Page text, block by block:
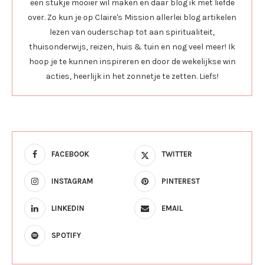
een stukje mooier wil maken en daar blog ik met liefde
over. Zo kun je op Claire's Mission allerlei blog artikelen
lezen van ouderschap tot aan spiritualiteit,
thuisonderwijs, reizen, huis & tuin en nog veel meer! Ik
hoop je te kunnen inspireren en door de wekelijkse win
acties, heerlijk in het zonnetje te zetten. Liefs!
FACEBOOK TWITTER
INSTAGRAM PINTEREST
LINKEDIN EMAIL
SPOTIFY